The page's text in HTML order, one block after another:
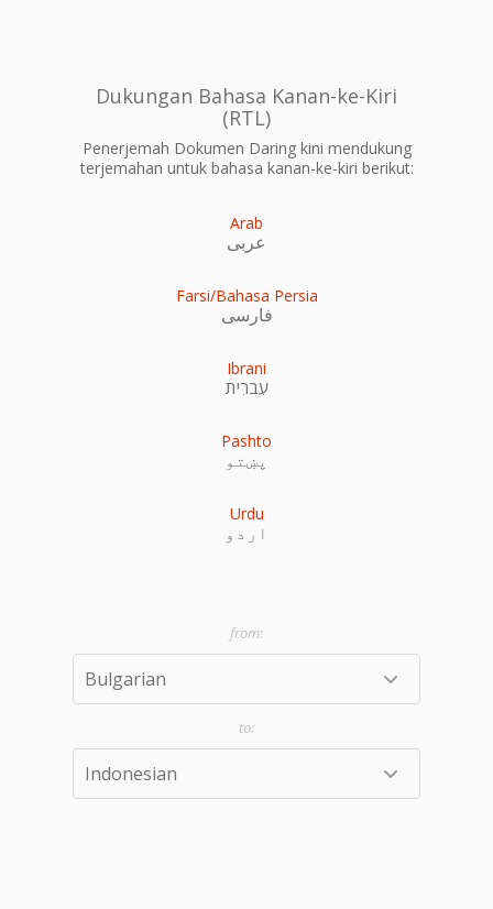
Dukungan Bahasa Kanan-ke-Kiri
(RTL)
Penerjemah Dokumen Daring kini mendukung
terjemahan untuk bahasa kanan-ke-kiri berikut:
Arab
عربى
Farsi/Bahasa Persia
فارسی
Ibrani
עִברִית
Pashto
پښتو
Urdu
اردو